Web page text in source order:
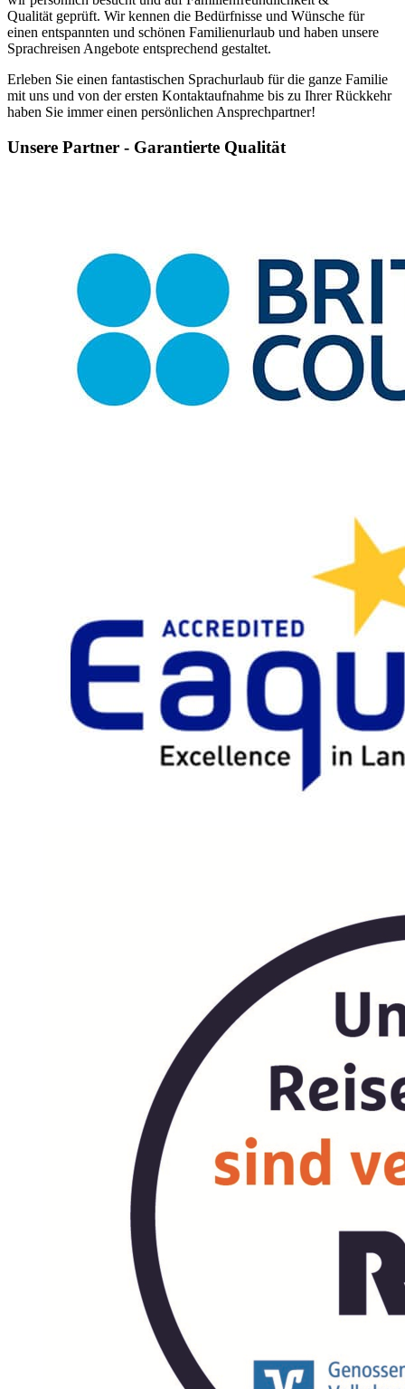
Qualität geprüft. Wir kennen die Bedürfnisse und Wünsche für
einen entspannten und schönen Familienurlaub und haben unsere
Sprachreisen Angebote entsprechend gestaltet.
Erleben Sie einen fantastischen Sprachurlaub für die ganze Familie
mit uns und von der ersten Kontaktaufnahme bis zu Ihrer Rückkehr
haben Sie immer einen persönlichen Ansprechpartner!
Unsere Partner - Garantierte Qualität